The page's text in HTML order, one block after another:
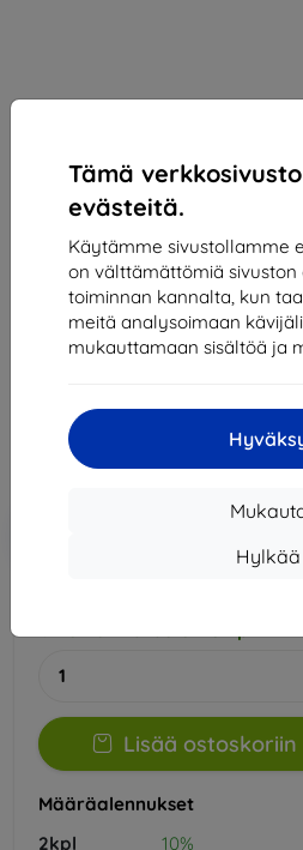
Tämä
evästeitä.
Käytämme sivustollamme
on välttämättömiä sivuston
toiminnan kannalta, kun
meitä analysoimaan
mukauttamaan sisältöä ja
Hylkää
3mk Silky Matt Privacy
Zenfone 11 Ultra
Asus Zenfone 11 Ultra
15,21 €
Hinta ilman ALV:tä
Alennus kupongilla
Lisää ostoskoriin
Määräalennukset
2kpl
10%